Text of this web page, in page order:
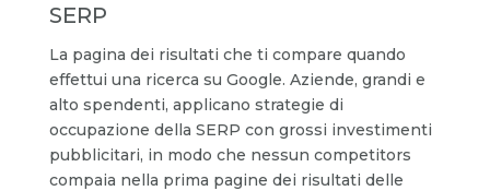
SERP
La pagina dei risultati che ti compare quando
effettui una ricerca su Google. Aziende, grandi e
alto spendenti, applicano strategie di
occupazione della SERP con grossi investimenti
pubblicitari, in modo che nessun competitors
compaia nella prima pagine dei risultati delle